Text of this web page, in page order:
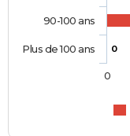
0
90-100 ans
Plus de 100 ans
0